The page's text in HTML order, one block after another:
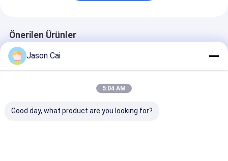
Önerilen Ürünler
Jason Cai
5:04 AM
Good day, what product are you looking for?